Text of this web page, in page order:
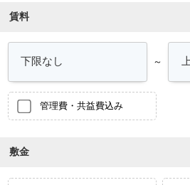
賃料
～
管理費・共益費込み
敷金